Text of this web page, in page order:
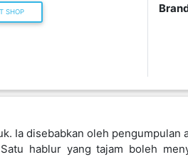
SHOP
Ia disebabkan oleh
hablur yang tajam boleh